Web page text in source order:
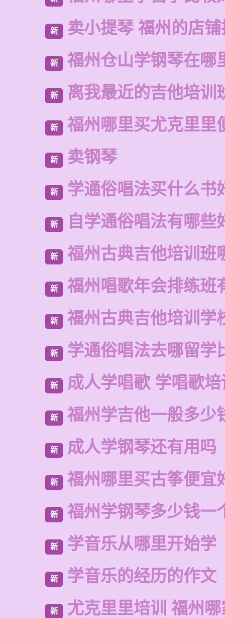
新 卖小提琴 福州的店
新 福州仓山学钢琴在哪
新 离我最近的吉他培训
新 福州哪里买尤克里里
新 卖钢琴
新 学通俗唱法买什么书
新 自学通俗唱法有哪些
新 福州古典吉他培训班
新 福州唱歌年会排练班
新 福州古典吉他培训学
新 学通俗唱法去哪留学
新 成人学唱歌 学唱歌培
新 福州学吉他一般多少
新 成人学钢琴还有用吗
新 福州哪里买古筝便宜
新 福州学钢琴多少钱一
新 学音乐从哪里开始学
新 学音乐的经历的作文
新 尤克里里培训 福州